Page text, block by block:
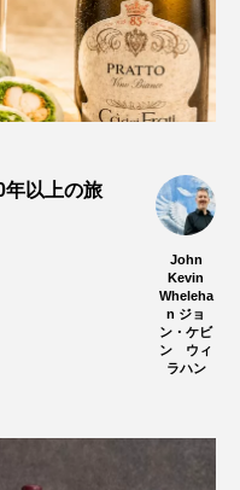
年以上の旅
John
Kevin
Wheleha
n ジョ
ン・ケビ
ン ウィ
ラハン